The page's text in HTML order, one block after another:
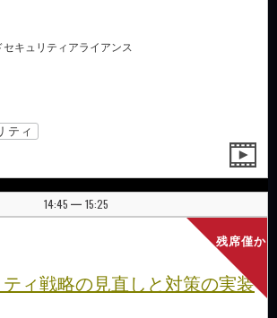
セキュリティアライアンス
ティ
14:45 | 15:25
残席僅か
ィ戦略の見直しと対策の実装